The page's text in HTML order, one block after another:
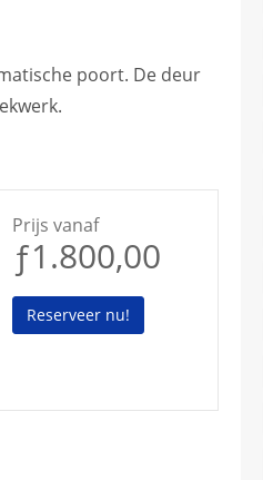
poort. De deur
Prijs vanaf
ƒ1.800,00
Reserveer nu!